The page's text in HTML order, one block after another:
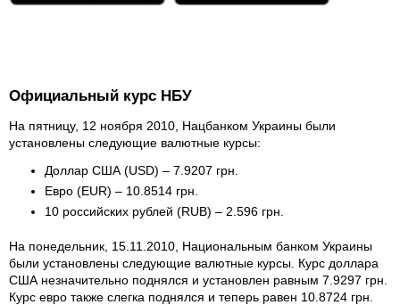
Официальный курс НБУ
На пятницу, 12 ноября 2010, Нацбанком Украины были
установлены следующие валютные курсы:
Доллар США (USD) – 7.9207 грн.
Евро (EUR) – 10.8514 грн.
10 российских рублей (RUB) – 2.596 грн.
На понедельник, 15.11.2010, Национальным банком Украины
были установлены следующие валютные курсы. Курс доллара
США незначительно поднялся и установлен равным 7.9297 грн.
Курс евро также слегка поднялся и теперь равен 10.8724 грн.